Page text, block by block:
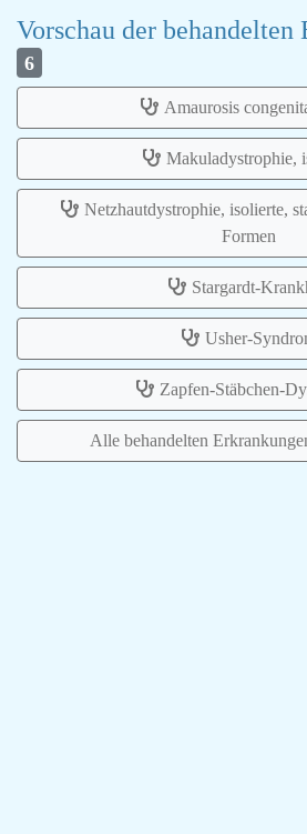
Vorschau der behandelten
6
Amaurosis
Makuladystrophie,
Netzhautdystrophie, isolierte,
Formen
Stargardt-
Usher-
Zapfen-Stäbchen-
Alle behandelten